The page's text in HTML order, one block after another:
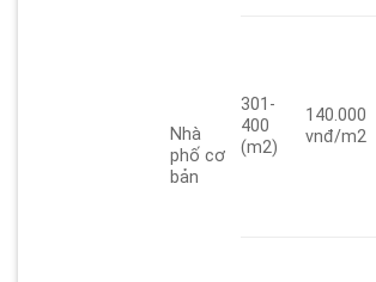
Nhà
phố cơ
bản
301-
400
(m2)
140.000
vnđ/m2